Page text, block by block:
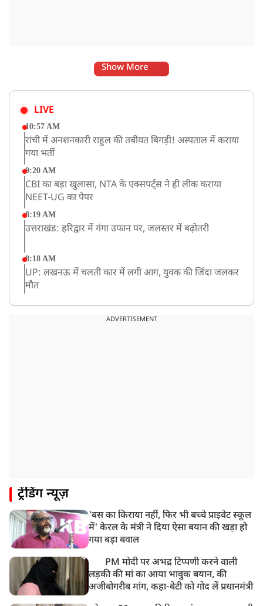
Show More
LIVE
10:57 AM
रांची में अनशनकारी राहुल की तबीयत बिगड़ी! अस्पताल में कराया
गया भर्ती
9:20 AM
CBI का बड़ा खुलासा, NTA के एक्सपर्ट्स ने ही लीक कराया
NEET-UG का पेपर
8:19 AM
उत्तराखंड: हरिद्वार में गंगा उफान पर, जलस्तर में बढ़ोतरी
8:18 AM
UP: लखनऊ में चलती कार में लगी आग, युवक की जिंदा जलकर
मौत
ADVERTISEMENT
ट्रेंडिंग न्यूज़
'बस का किराया नहीं, फिर भी बच्चे प्राइवेट स्कूल
में' केरल के मंत्री ने दिया ऐसा बयान की खड़ा हो
गया बड़ा बवाल
PM मोदी पर अभद्र टिप्पणी करने वाली
लड़की की मां का आया भावुक बयान, की
अजीबोगरीब मांग, कहा-बेटी को गोद लें प्रधानमंत्री